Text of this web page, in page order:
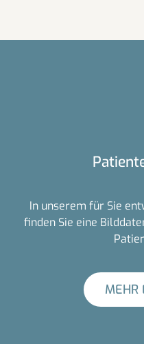
In unserem für Sie
finden Sie eine
MEHR